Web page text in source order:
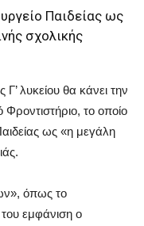
Παιδείας ως
σχολικής
λυκείου θα κάνει την
το οποίο
ως «η μεγάλη
όπως το
εμφάνιση ο